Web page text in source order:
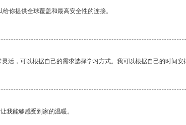
你提供全球覆盖和最高安全性的连接。
活，可以根据自己的需求选择学习方式。我可以根据自己的时间安
我能够感受到家的温暖。